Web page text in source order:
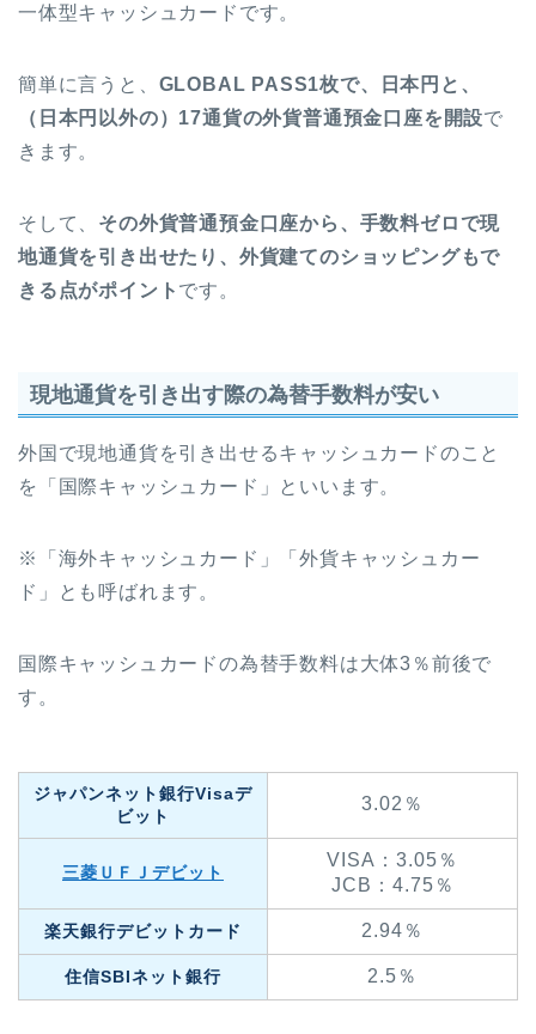
一体型キャッシュカードです。
簡単に言うと、 GLOBAL PASS1枚で、日本円と、
（日本円以外の）17通貨の外貨普通預金口座を開設で
きます。
そして、 その外貨普通預金口座から、手数料ゼロで現
地通貨を引き出せたり、外貨建てのショッピングもで
きる点がポイント です。
現地通貨を引き出す際の為替手数料が安い
外国で現地通貨を引き出せるキャッシュカードのこと
を「国際キャッシュカード」といいます。
※「海外キャッシュカード」「外貨キャッシュカー
ド」とも呼ばれます。
国際キャッシュカードの為替手数料は大体3％前後で
す。
ジャパンネット銀行Visaデ
ビット
3.02％
三菱ＵＦＪデビット
VISA：3.05％
JCB：4.75％
楽天銀行デビットカード 2.94％
住信SBIネット銀行 2.5％